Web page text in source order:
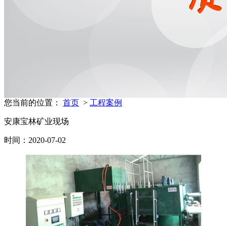
您当前的位置： 首页 > 工程案例
安康宝林矿业现场
时间：2020-07-02